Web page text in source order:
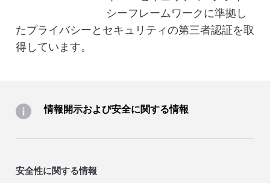
シーフレームワークに準拠し
たプライバシーとセキュリティの第三者認証を取
得しています。
情報開示および安全に関する情報
安全性に関する情報